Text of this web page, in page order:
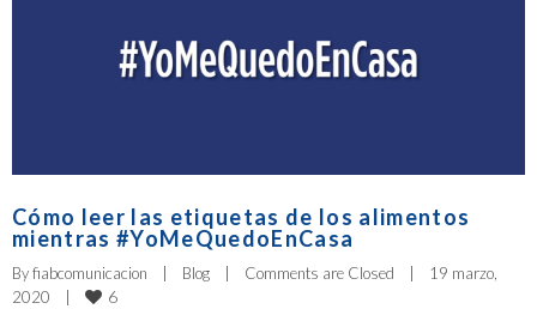
Cómo leer las etiquetas de los alimentos
mientras #YoMeQuedoEnCasa
By fiabcomunicacion Blog Comments are Closed
19 marzo,
2020
6